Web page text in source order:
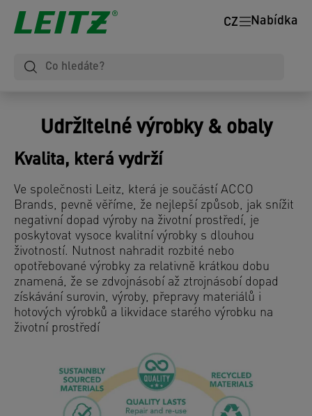
Nabídka
CZ
Udržitelné výrobky & obaly
Kvalita, která vydrží
Ve společnosti Leitz, která je součástí ACCO
Brands, pevně věříme, že nejlepší způsob, jak snížit
negativní dopad výroby na životní prostředí, je
poskytovat vysoce kvalitní výrobky s dlouhou
životností. Nutnost nahradit rozbité nebo
opotřebované výrobky za relativně krátkou dobu
znamená, že se zdvojnásobí až ztrojnásobí dopad
získávání surovin, výroby, přepravy materiálů i
hotových výrobků a likvidace starého výrobku na
životní prostředí